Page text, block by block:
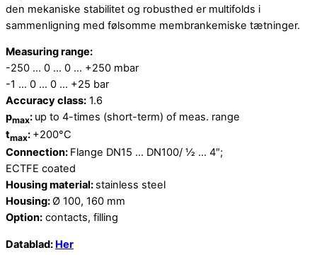
den mekaniske stabilitet og robusthed er multifolds i
sammenligning med følsomme membrankemiske tætninger.
Measuring range:
-250 … 0 … 0 … +250 mbar
-1 … 0 … 0 … +25 bar
Accuracy class: 1.6
pmax: up to 4-times (short-term) of meas. range
tmax: +200°C
Connection: Flange DN15 … DN100/ ½ … 4″;
ECTFE coated
Housing material: stainless steel
Housing:Ø 100, 160 mm
Option: contacts, filling
Datablad: Her